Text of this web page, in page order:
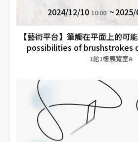
2024/12/10 10:00
【藝術平台】筆觸在平面上的可
possibilities of brushstrokes
1館1樓展覽室A